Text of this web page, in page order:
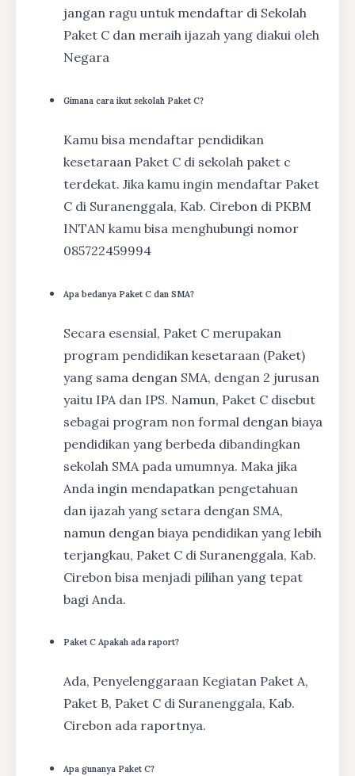
jangan ragu untuk mendaftar di Sekolah
Paket C dan meraih ijazah yang diakui oleh
Negara
Gimana cara ikut sekolah Paket C?
Kamu bisa mendaftar pendidikan
kesetaraan Paket C di sekolah paket c
terdekat. Jika kamu ingin mendaftar Paket
C di Suranenggala, Kab. Cirebon di PKBM
INTAN kamu bisa menghubungi nomor
085722459994
Apa bedanya Paket C dan SMA?
Secara esensial, Paket C merupakan
program pendidikan kesetaraan (Paket)
yang sama dengan SMA, dengan 2 jurusan
yaitu IPA dan IPS. Namun, Paket C disebut
sebagai program non formal dengan biaya
pendidikan yang berbeda dibandingkan
sekolah SMA pada umumnya. Maka jika
Anda ingin mendapatkan pengetahuan
dan ijazah yang setara dengan SMA,
namun dengan biaya pendidikan yang lebih
terjangkau, Paket C di Suranenggala, Kab.
Cirebon bisa menjadi pilihan yang tepat
bagi Anda.
Paket C Apakah ada raport?
Ada, Penyelenggaraan Kegiatan Paket A,
Paket B, Paket C di Suranenggala, Kab.
Cirebon ada raportnya.
Apa gunanya Paket C?